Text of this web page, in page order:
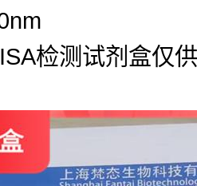
检测试剂盒仅